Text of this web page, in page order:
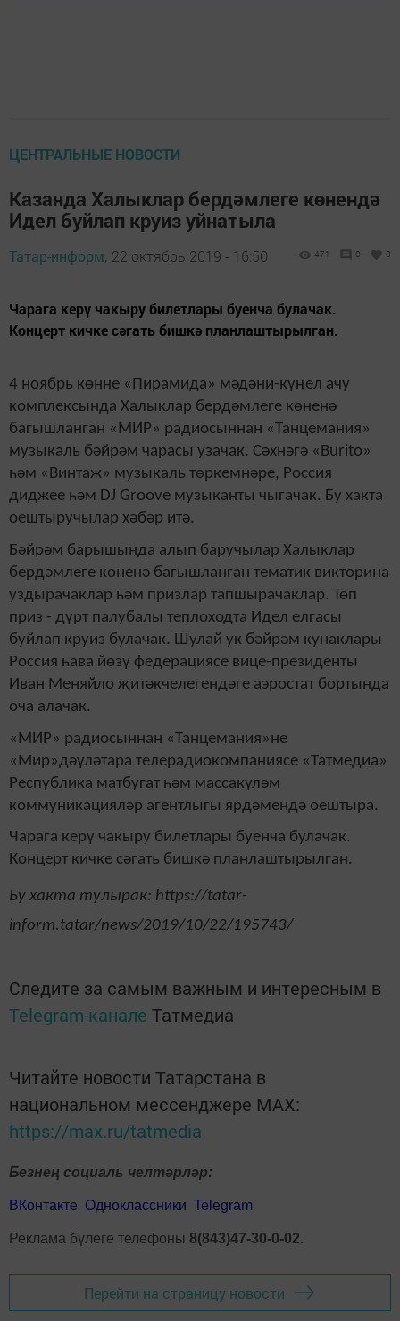
ЦЕНТРАЛЬНЫЕ НОВОСТИ
Казанда Халыклар бердәмлеге көнендә
Идел буйлап круиз уйнатыла
Татар-информ, 22 октябрь 2019 - 16:50 471 0 0
Чарага керү чакыру билетлары буенча булачак.
Концерт кичке сәгать бишкә планлаштырылган.
4 ноябрь көнне «Пирамида» мәдәни-күңел ачу
комплексында Халыклар бердәмлеге көненә
багышланган «МИР» радиосыннан «Танцемания»
музыкаль бәйрәм чарасы узачак. Сәхнәгә «Burito»
һәм «Винтаж» музыкаль төркемнәре, Россия
диджее һәм DJ Groove музыканты чыгачак. Бу хакта
оештыручылар хәбәр итә.
Бәйрәм барышында алып баручылар Халыклар
бердәмлеге көненә багышланган тематик викторина
уздырачаклар һәм призлар тапшырачаклар. Төп
приз - дүрт палубалы теплоходта Идел елгасы
буйлап круиз булачак. Шулай ук бәйрәм кунаклары
Россия һава йөзү федерациясе вице-президенты
Иван Меняйло җитәкчелегендәге аэростат бортында
оча алачак.
«МИР» радиосыннан «Танцемания»не
«Мир»дәүләтара телерадиокомпаниясе «Татмедиа»
Республика матбугат һәм массакүләм
коммуникацияләр агентлыгы ярдәмендә оештыра.
Чарага керү чакыру билетлары буенча булачак.
Концерт кичке сәгать бишкә планлаштырылган.
Бу хакта тулырак: https://tatar-
inform.tatar/news/2019/10/22/195743/
Следите за самым важным и интересным в
Telegram-канале Татмедиа
Читайте новости Татарстана в
национальном мессенджере MАХ:
https://max.ru/tatmedia
Безнең социаль челтәрләр:
ВКонтакте Одноклассники Telegram
Реклама бүлеге телефоны 8(843)47-30-0-02.
Перейти на страницу новости